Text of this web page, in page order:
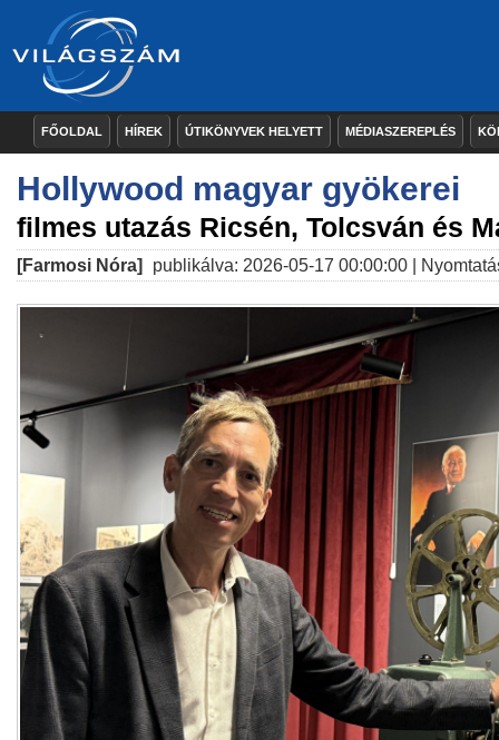
FŐOLDAL HÍREK ÚTIKÖNYVEK HELYETT MÉDIASZEREPLÉS
Hollywood magyar gyökerei
filmes utazás Ricsén, Tolcsván és
[Farmosi Nóra] publikálva: 2026-05-17 00:00:00 |